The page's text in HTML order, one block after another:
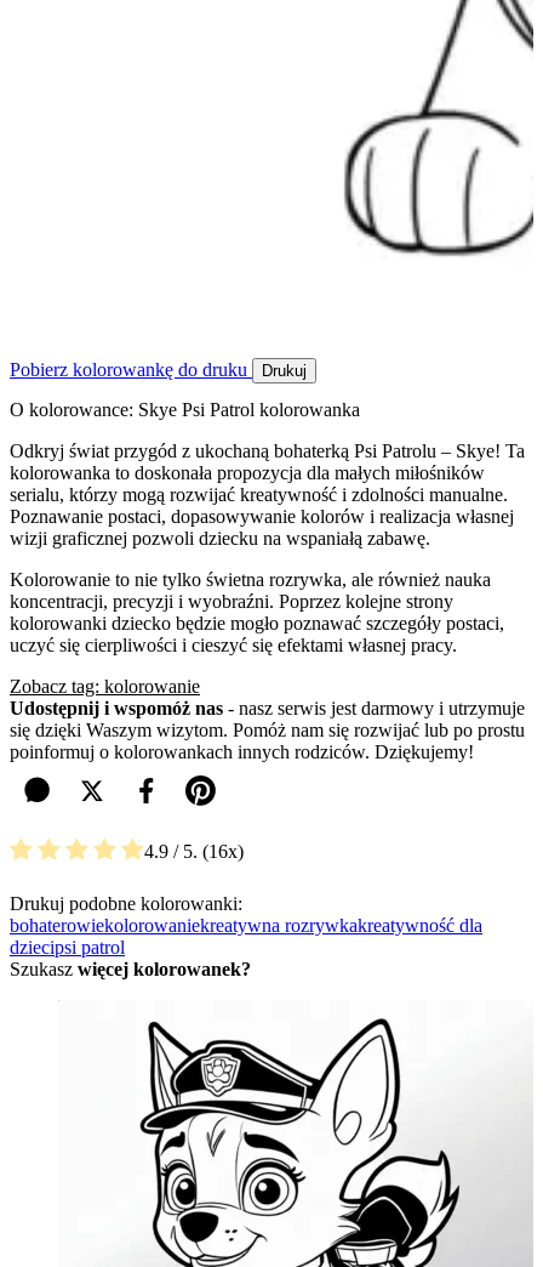
Pobierz kolorowankę do druku Drukuj
O kolorowance: Skye Psi Patrol kolorowanka
Odkryj świat przygód z ukochaną bohaterką Psi Patrolu – Skye! Ta
kolorowanka to doskonała propozycja dla małych miłośników
serialu, którzy mogą rozwijać kreatywność i zdolności manualne.
Poznawanie postaci, dopasowywanie kolorów i realizacja własnej
wizji graficznej pozwoli dziecku na wspaniałą zabawę.
Kolorowanie to nie tylko świetna rozrywka, ale również nauka
koncentracji, precyzji i wyobraźni. Poprzez kolejne strony
kolorowanki dziecko będzie mogło poznawać szczegóły postaci,
uczyć się cierpliwości i cieszyć się efektami własnej pracy.
Zobacz tag: kolorowanie
Udostępnij i wspomóż nas - nasz serwis jest darmowy i utrzymuje
się dzięki Waszym wizytom. Pomóż nam się rozwijać lub po prostu
poinformuj o kolorowankach innych rodziców. Dziękujemy!
4.9 / 5. 16
Drukuj podobne kolorowanki:
bohaterowiekolorowaniekreatywna rozrywkakreatywność dla
dziecipsi patrol
Szukasz więcej kolorowanek?